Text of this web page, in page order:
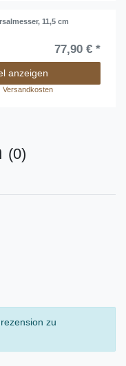
11,5 cm
77,90 € *
anzeigen
Versandkosten
(0)
zu